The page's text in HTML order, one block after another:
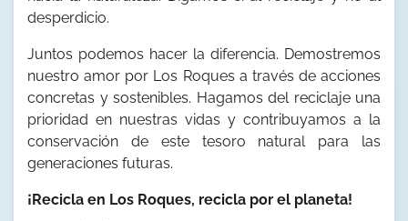
desperdicio.
Juntos podemos hacer la diferencia. Demostremos
nuestro amor por Los Roques a través de acciones
concretas y sostenibles. Hagamos del reciclaje una
prioridad en nuestras vidas y contribuyamos a la
conservación de este tesoro natural para las
generaciones futuras.
¡Recicla en Los Roques, recicla por el planeta!